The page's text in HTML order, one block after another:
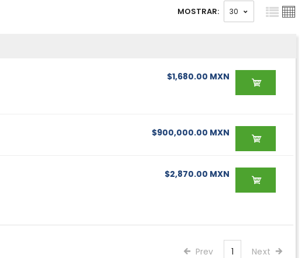
MOSTRAR:
$1,680.00 MXN
$900,000.00 MXN
$2,870.00 MXN
Prev 1 Next